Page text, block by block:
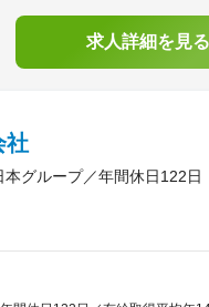
求人詳細を見る
社
グループ／年間休日122日